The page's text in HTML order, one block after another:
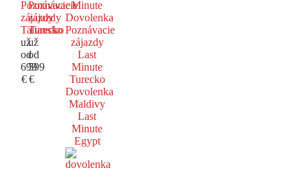
Poznávacie
zájazdy
Taliansko
už
od
699
€
Poznávacie
zájazdy
Turecko
už
od
599
€
Minute
Dovolenka
Poznávacie
zájazdy
Last
Minute
Turecko
Dovolenka
Maldivy
Last
Minute
Egypt